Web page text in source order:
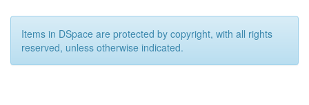
Items in DSpace are protected by copyright, with all rights
reserved, unless otherwise indicated.